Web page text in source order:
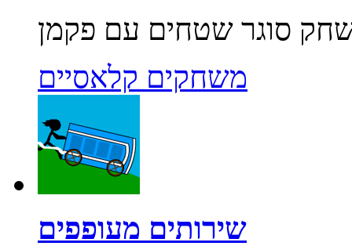
משחקים קלאסיים
שירותים מעופפים